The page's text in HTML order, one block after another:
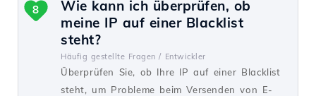
Wie kann ich überprüfen, ob
meine IP auf einer Blacklist
steht?
Häufig gestellte Fragen / Entwickler
Überprüfen Sie, ob Ihre IP auf einer Blacklist
steht, um Probleme beim Versenden von E-
8